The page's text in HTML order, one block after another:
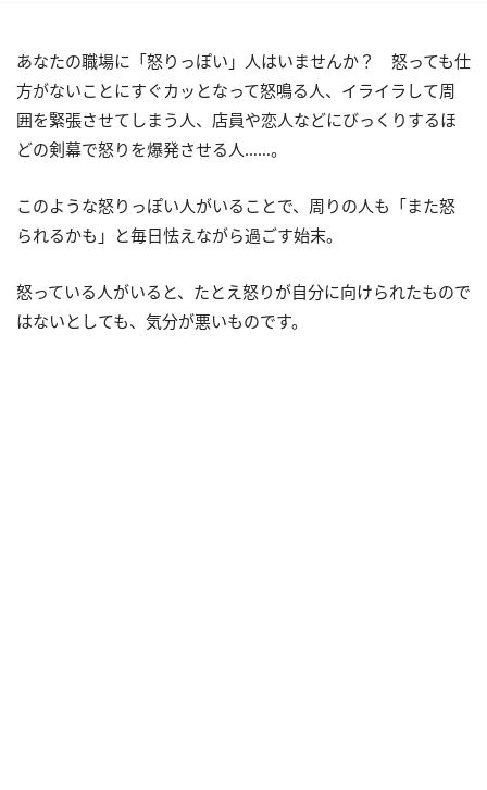
あなたの職場に「怒りっぽい」人はいませんか？ 怒っても仕
方がないことにすぐカッとなって怒鳴る人、イライラして周
囲を緊張させてしまう人、店員や恋人などにびっくりするほ
どの剣幕で怒りを爆発させる人……。
このような怒りっぽい人がいることで、周りの人も「また怒
られるかも」と毎日怯えながら過ごす始末。
怒っている人がいると、たとえ怒りが自分に向けられたもので
はないとしても、気分が悪いものです。